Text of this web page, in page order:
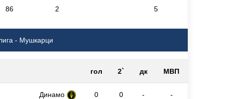
86 2 5
- Мушкарци
гол 2` дк МВП
Динамо 0 0 - -